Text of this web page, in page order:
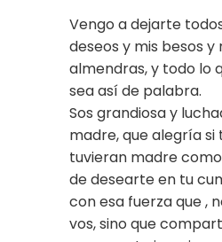
Vengo a dejarte
deseos y mis besos y
almendras, y todo lo
sea así de palabra.
Sos grandiosa y
madre, que alegría si
tuvieran madre
de desearte en tu
con esa fuerza que ,
vos, sino que